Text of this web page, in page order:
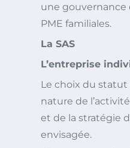
une gouvernance
PME familiales.
La SAS
L’entreprise
Le choix du
nature de
et de la stratégie
envisagée.